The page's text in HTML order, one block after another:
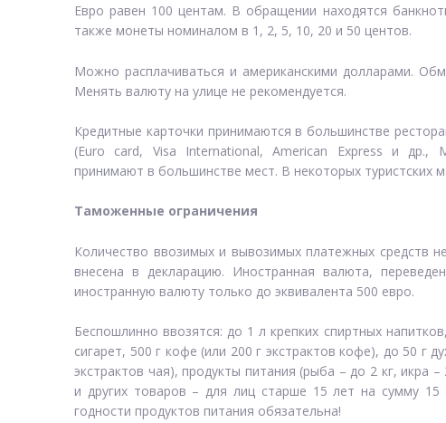
Евро равен 100 центам. В обращении находятся
также монеты номиналом в 1, 2, 5, 10, 20 и 50 центов.
Можно расплачиваться и американскими долларами.
Менять валюту на улице не рекомендуется.
Кредитные карточки принимаются в большинстве
(Euro card, Visa International, American Express и др.,
принимают в большинстве мест. В некоторых туристских
Таможенные ограничения
Количество ввозимых и вывозимых платежных средств
внесена в декларацию. Иностранная валюта,
иностранную валюту только до эквивалента 500 евро.
Беспошлинно ввозятся: до 1 л крепких спиртных
сигарет, 500 г кофе (или 200 г экстрактов кофе), до 50 г
экстрактов чая), продукты питания (рыба – до 2 кг, икра
и других товаров – для лиц старше 15 лет на сумму
годности продуктов питания обязательна!